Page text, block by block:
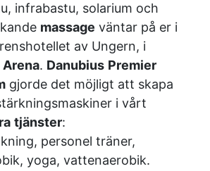
infrabastu, solarium och
massage väntar på er i
av Ungern, i
Arena. Danubius Premier
gjorde det möjligt att skapa
i vårt
tjänster:
personel träner,
yoga, vattenaerobik.